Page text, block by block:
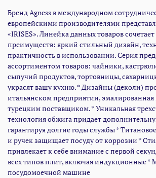
Бренд Agness в международном
европейскими производителями
«IRISES». Линейка данных товаров сочетает
преимуществ: яркий стильный дизайн,
практичность в использовании. Серия
ассортиментом товаров: чайники,
сыпучий продуктов, тортовницы,
украсят вашу кухню. * Дизайны (деколи)
итальянском предприятии,
турецким поставщиком. * Уникальная
технология обжига придает
гарантируя долгие годы службы *
и ручек защищает посуду от коррозии *
привлекает к себе внимание с первой
всех типов плит, включая индукционные *
посудомоечной машине